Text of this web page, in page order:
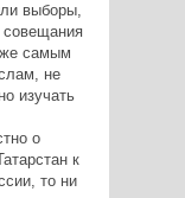
выборы,
совещания
самым
не
изучать
о
к
то ни